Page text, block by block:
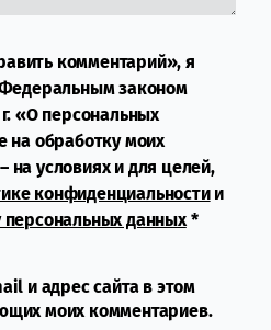
комментарий», я
законом
«О персональных
на обработку моих
на условиях и для целей,
конфиденциальностии
персональных данных*
и адрес сайта в этом
моих комментариев.